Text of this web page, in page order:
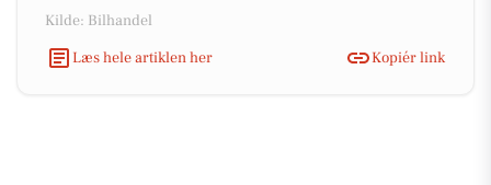
Kilde: Bilhandel
Læs hele artiklen her
Kopiér link